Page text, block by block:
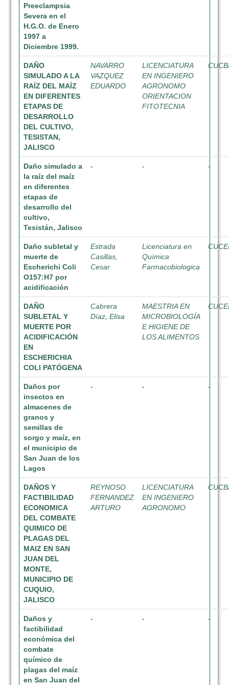
Preeclampsia
Severa en el
H.G.O. de Enero
1997 a
Diciembre 1999.
DAÑO
SIMULADO A LA
RAÍZ DEL MAÍZ
EN DIFERENTES
ETAPAS DE
DESARROLLO
DEL CULTIVO,
TESISTAN,
JALISCO
NAVARRO
VAZQUEZ
EDUARDO
LICENCIATURA
EN INGENIERO
AGRONOMO
ORIENTACION
FITOTECNIA
Daño simulado a
la raíz del maíz
en diferentes
etapas de
desarrollo del
cultivo,
Tesistán, Jalisco
- - -
Daño subletal y
muerte de
Escherichi Coli
O157:H7 por
acidificación
Estrada
Casillas,
Cesar
Licenciatura en
Química
Farmacobiologica
DAÑO
SUBLETAL Y
MUERTE POR
ACIDIFICACIÓN
EN
ESCHERICHIA
COLI PATÓGENA
Cabrera
Díaz, Elisa
MAESTRIA EN
MICROBIOLOGÍA
E HIGIENE DE
LOS ALIMENTOS
Daños por
insectos en
almacenes de
granos y
semillas de
sorgo y maíz, en
el municipio de
San Juan de los
Lagos
- - -
DAÑOS Y
FACTIBILIDAD
ECONOMICA
DEL COMBATE
QUIMICO DE
PLAGAS DEL
MAIZ EN SAN
JUAN DEL
MONTE,
MUNICIPIO DE
CUQUIO,
JALISCO
REYNOSO
FERNANDEZ
ARTURO
LICENCIATURA
EN INGENIERO
AGRONOMO
Daños y
factibilidad
económica del
combate
químico de
plagas del maíz
en San Juan del
- - -